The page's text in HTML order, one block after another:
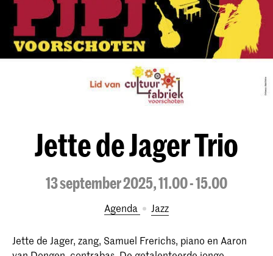
Jette de Jager Trio
13 september 2025, 11.00 - 15.00
Agenda Jazz
Jette de Jager, zang, Samuel Frerichs, piano en Aaron